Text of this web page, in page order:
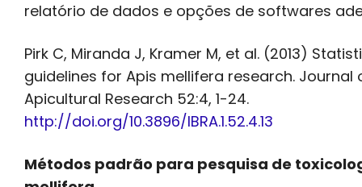
relatório de dados e opções de softwares
Pirk C, Miranda J, Kramer M, et al. (2013)
guidelines for Apis mellifera research. Journal
Apicultural Research 52:4, 1-24.
http://doi.org/10.3896/IBRA.1.52.4.13
Métodos padrão para pesquisa de